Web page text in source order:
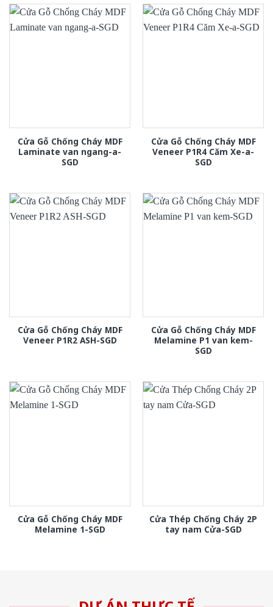
Cửa Gỗ Chống Cháy MDF
Laminate van ngang-a-
SGD
Cửa Gỗ Chống Cháy MDF
Veneer P1R4 Căm Xe-a-
SGD
Cửa Gỗ Chống Cháy MDF
Veneer P1R2 ASH-SGD
Cửa Gỗ Chống Cháy MDF
Melamine P1 van kem-
SGD
Cửa Gỗ Chống Cháy MDF
Melamine 1-SGD
Cửa Thép Chống Cháy 2P
tay nam Cửa-SGD